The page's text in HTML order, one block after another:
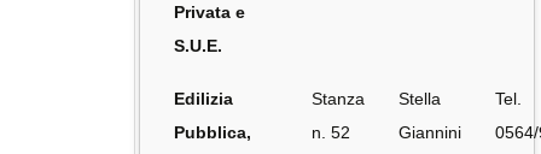
Privata e
S.U.E.
Edilizia
Pubblica,
Stanza
n. 52
Stella
Giannini
Tel.